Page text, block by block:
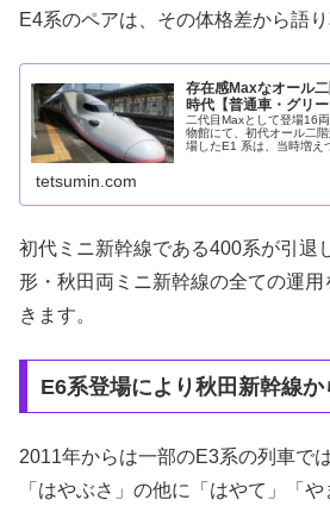
E4系のペアは、その体格差から語り
存在感Maxなオール
時代【普通車・グリ
二代目Maxとして登場16
物館にて、初代オール二
場したE1 系は、当時増え
tetsumin.com
初代ミニ新幹線である400系が引退
形・秋田両ミニ新幹線の全ての運
きます。
E6系登場により秋田新幹線か
2011年からは一部のE3系の列車で
「はやぶさ」の他に「はやて」「